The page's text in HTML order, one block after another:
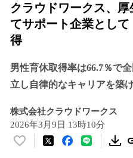
クラウドワークス、
てサポート企業とし
得
男性育休取得率は66.7％で
立し自律的なキャリアを築
株式会社クラウドワークス
2026年3月9日 13時10分
い